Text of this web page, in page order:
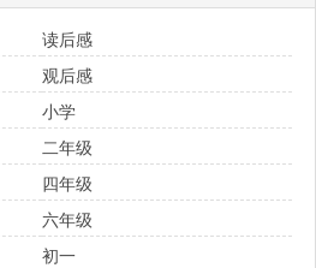
读后感
观后感
小学
二年级
四年级
六年级
初一